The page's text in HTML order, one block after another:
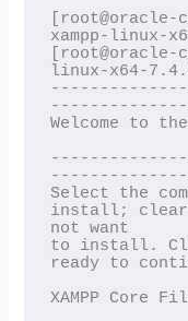
[root@oracle-
xampp-linux-
linux-x64-
Welcome to
Select the
install; clear
not want
to install.
ready to
XAMPP Core